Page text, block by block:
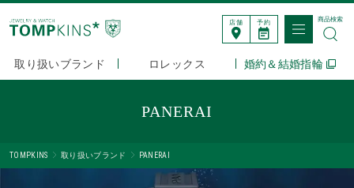
店舗 予約
取り扱いブランド ロレックス 婚約＆結婚指輪
商品検索
PANERAI
TOMPKINS 取り扱いブランド PANERAI